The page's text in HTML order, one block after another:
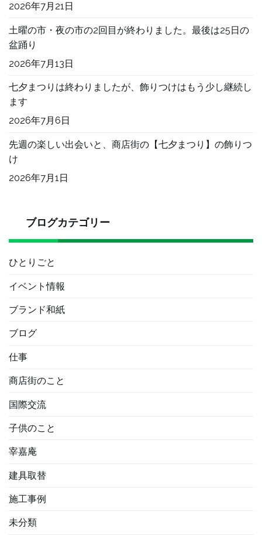
2026年7月21日
土曜の市・夜の市の2回目が終わりました。最後は25日の
盆踊り
2026年7月13日
七夕まつりは終わりましたが、飾りつけはもう少し継続し
ます
2026年7月6日
先週の楽しい出会いと、商店街の【七夕まつり】の飾りつ
け
2026年7月1日
ブログカテゴリー
ひとりごと
イベント情報
ブランド和紙
ブログ
仕事
商店街のこと
国際交流
子供のこと
宰嘉庵
建具取替
施工事例
未分類